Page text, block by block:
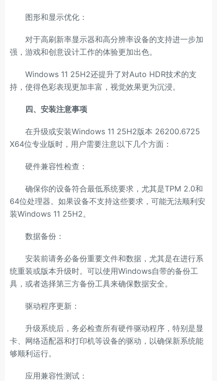
图形和显示优化：
对于高刷新率显示器和高分辨率设备的支持进一步加
强，游戏和创意设计工作的体验更加出色。
Windows 11 25H2还提升了对Auto HDR技术的支
持，使得色彩表现更加丰富，视觉效果更为沉浸。
四、安装注意事项
在升级或安装Windows 11 25H2版本 26200.6725
X64位专业版时，用户需要注意以下几个方面：
硬件兼容性检查：
确保你的设备符合最低系统要求，尤其是TPM 2.0和
64位处理器。如果设备不支持这些要求，可能无法顺利安
装Windows 11 25H2。
数据备份：
安装前请务必备份重要文件和数据，尤其是在进行系
统重装或版本升级时。可以使用Windows自带的备份工
具，或者选择第三方备份工具来确保数据安全。
驱动程序更新：
升级系统后，务必检查所有硬件驱动程序，特别是显
卡、网络适配器和打印机等设备的驱动，以确保新系统能
够顺利运行。
应用兼容性测试：